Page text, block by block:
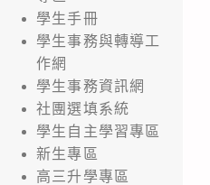
學生手冊
學生事務與轉導工
作網
學生事務資訊網
社團選填系統
學生自主學習專區
新生專區
高三升學專區